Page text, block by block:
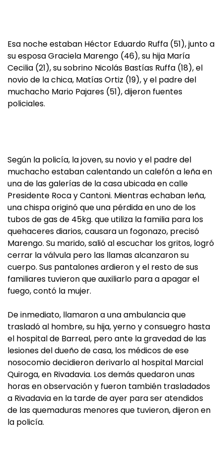
Esa noche estaban Héctor Eduardo Ruffa (51), junto a
su esposa Graciela Marengo (46), su hija María
Cecilia (21), su sobrino Nicolás Bastías Ruffa (18), el
novio de la chica, Matías Ortiz (19), y el padre del
muchacho Mario Pajares (51), dijeron fuentes
policiales.
Según la policía, la joven, su novio y el padre del
muchacho estaban calentando un calefón a leña en
una de las galerías de la casa ubicada en calle
Presidente Roca y Cantoni. Mientras echaban leña,
una chispa originó que una pérdida en uno de los
tubos de gas de 45kg. que utiliza la familia para los
quehaceres diarios, causara un fogonazo, precisó
Marengo. Su marido, salió al escuchar los gritos, logró
cerrar la válvula pero las llamas alcanzaron su
cuerpo. Sus pantalones ardieron y el resto de sus
familiares tuvieron que auxiliarlo para a apagar el
fuego, contó la mujer.
De inmediato, llamaron a una ambulancia que
trasladó al hombre, su hija, yerno y consuegro hasta
el hospital de Barreal, pero ante la gravedad de las
lesiones del dueño de casa, los médicos de ese
nosocomio decidieron derivarlo al hospital Marcial
Quiroga, en Rivadavia. Los demás quedaron unas
horas en observación y fueron también trasladados
a Rivadavia en la tarde de ayer para ser atendidos
de las quemaduras menores que tuvieron, dijeron en
la policía.